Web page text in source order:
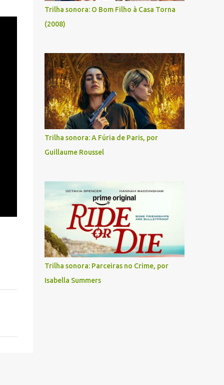
Trilha sonora: O Bom Filho à Casa Torna
(2008)
Trilha sonora: A Fúria de Paris, por
Guillaume Roussel
Trilha sonora: Parceiras no Crime, por
Isabella Summers